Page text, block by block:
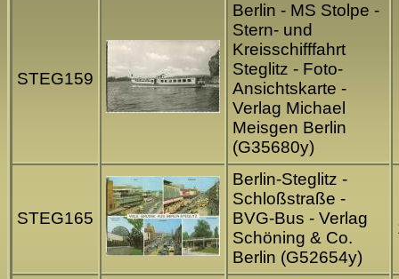
STEG159
Berlin - MS Stolpe -
Stern- und
Kreisschifffahrt
Steglitz - Foto-
Ansichtskarte -
Verlag Michael
Meisgen Berlin
(G35680y)
STEG165
Berlin-Steglitz -
Schloßstraße -
BVG-Bus - Verlag
Schöning & Co.
Berlin (G52654y)